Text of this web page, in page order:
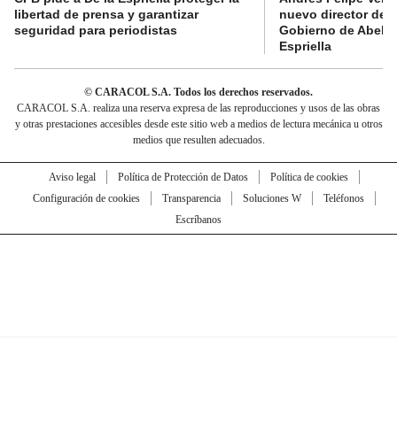
libertad de prensa y garantizar
seguridad para periodistas
nuevo director de
Gobierno de
Espriella
© CARACOL S.A. Todos los derechos reservados.
CARACOL S.A. realiza una reserva expresa de las reproducciones y usos de las obras
y otras prestaciones accesibles desde este sitio web a medios de lectura mecánica u otros
medios que resulten adecuados.
Aviso legal Política de Protección de Datos
Política de cookies
Configuración de cookies
Transparencia Soluciones W
Teléfonos
Escríbanos